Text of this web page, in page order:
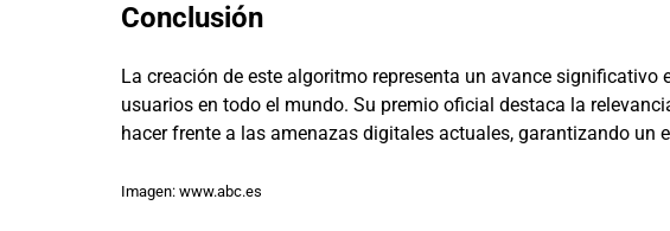
Conclusión
La creación de este algoritmo representa un avance
usuarios en todo el mundo. Su premio oficial destaca la
hacer frente a las amenazas digitales actuales, garantizando un
Imagen: www.abc.es